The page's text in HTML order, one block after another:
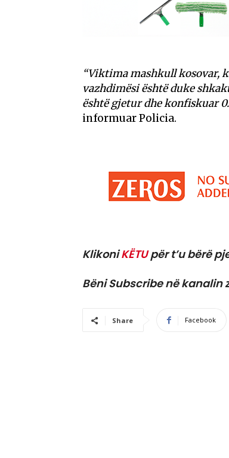
“Viktima mashkull kosovar,
vazhdimësi është duke
është gjetur dhe konfiskuar
informuar Policia.
KlikoniKËTUpër t’u bërë
Bëni Subscribe në kanalin
Share Facebook